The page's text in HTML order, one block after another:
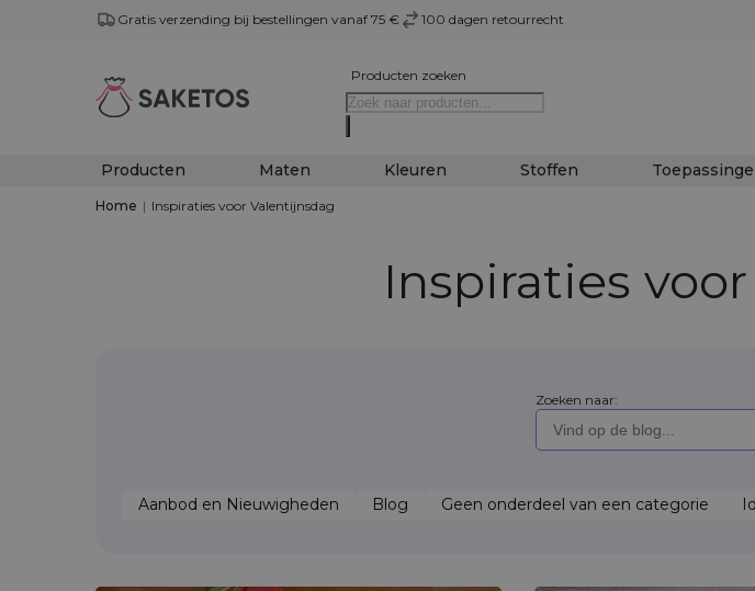
Gratis verzending bij bestellingen vanaf 75 € 100 dagen retourrecht
Producten zoeken
Producten Maten Kleuren Stoffen
Home | Inspiraties voor Valentijnsdag
Inspiraties
Zoeken naar:
Aanbod en Nieuwigheden Blog Geen onderdeel van een categorie